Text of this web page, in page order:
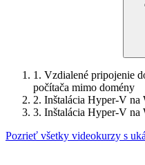
1. Vzdialené pripojenie
počítača mimo domény
2. Inštalácia Hyper-V na
3. Inštalácia Hyper-V na
Pozrieť všetky videokurzy s